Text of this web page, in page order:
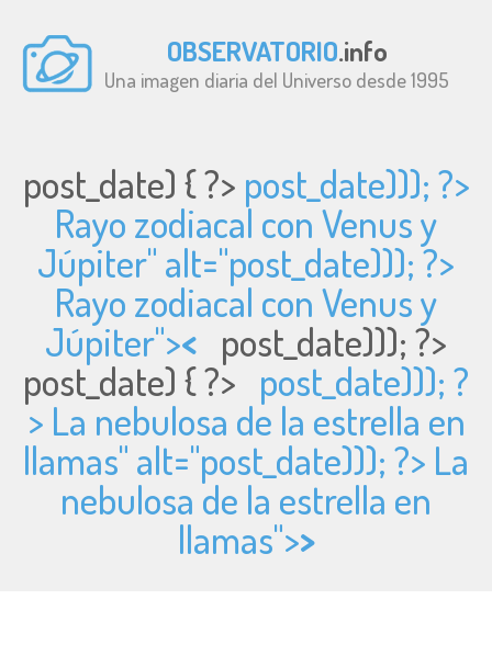
OBSERVATORIO.info
Una imagen diaria del Universo desde 1995
post_date) { ?> post_date))); ?>
Rayo zodiacal con Venus y
Júpiter" alt="post_date))); ?>
Rayo zodiacal con Venus y
Júpiter">< post_date))); ?>
post_date) { ?> post_date))); ?
> La nebulosa de la estrella en
llamas" alt="post_date))); ?> La
nebulosa de la estrella en
llamas">>